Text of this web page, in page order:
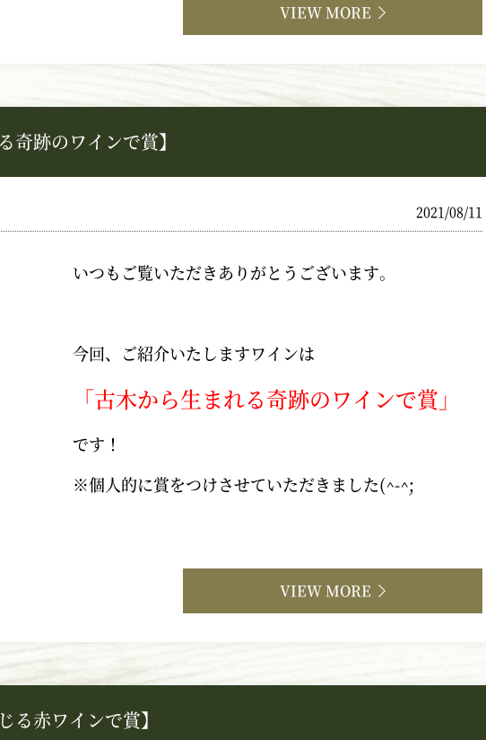
VIEW MORE
奇跡のワインで賞】
2021/08/11
いつもご覧いただきありがとうございます。
今回、ご紹介いたしますワインは
「古木から生まれる奇跡のワインで賞」
です！
※個人的に賞をつけさせていただきました(^-^;
VIEW MORE
る赤ワインで賞】